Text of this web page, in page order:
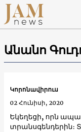
Անանո
Եկեղեցի, որն
տրանսգենդերին։
Կորոնավիրուս
02 Հունիսի, 2020